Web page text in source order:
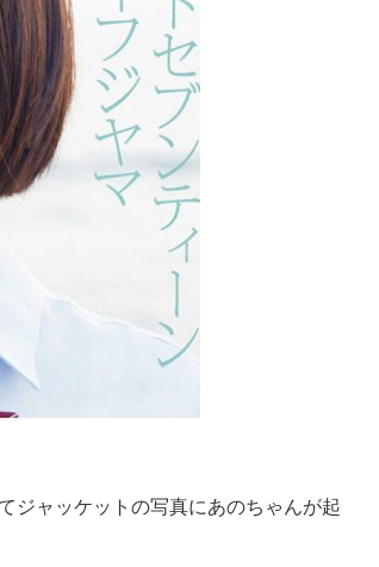
ジャッケットの写真にあのちゃんが起